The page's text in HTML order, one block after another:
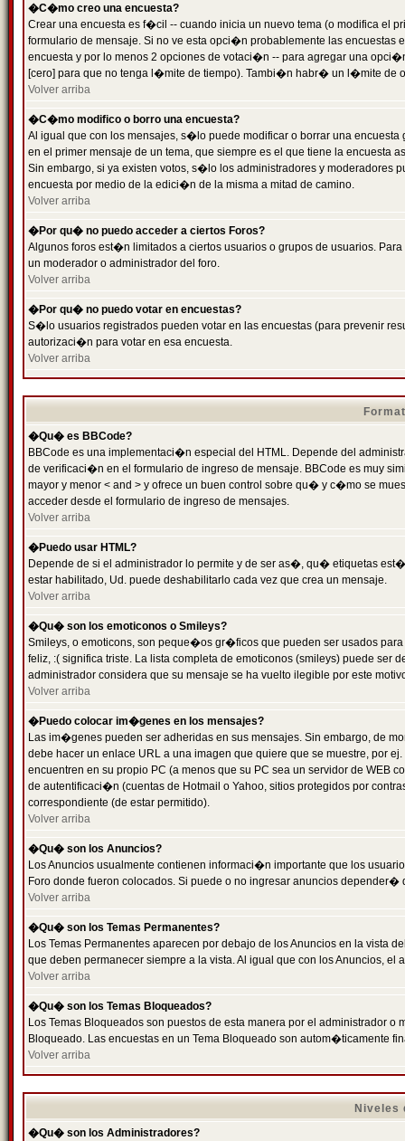
�C�mo creo una encuesta?
Crear una encuesta es f�cil -- cuando inicia un nuevo tema (o modifica el
formulario de mensaje. Si no ve esta opci�n probablemente las
encuesta y por lo menos 2 opciones de votaci�n -- para agregar una
[cero] para que no tenga l�mite de tiempo). Tambi�n habr� un l�mite de
Volver arriba
�C�mo modifico o borro una encuesta?
Al igual que con los mensajes, s�lo puede modificar o borrar una
en el primer mensaje de un tema, que siempre es el que tiene la encuesta
Sin embargo, si ya existen votos, s�lo los administradores y moderadores
encuesta por medio de la edici�n de la misma a mitad de camino.
Volver arriba
�Por qu� no puedo acceder a ciertos Foros?
Algunos foros est�n limitados a ciertos usuarios o grupos de usuarios.
un moderador o administrador del foro.
Volver arriba
�Por qu� no puedo votar en encuestas?
S�lo usuarios registrados pueden votar en las encuestas (para prevenir
autorizaci�n para votar en esa encuesta.
Volver arriba
�Qu� es BBCode?
BBCode es una implementaci�n especial del HTML. Depende del
de verificaci�n en el formulario de ingreso de mensaje. BBCode es muy
mayor y menor < and > y ofrece un buen control sobre qu� y c�mo se
acceder desde el formulario de ingreso de mensajes.
Volver arriba
�Puedo usar HTML?
Depende de si el administrador lo permite y de ser as�, qu� etiquetas
estar habilitado, Ud. puede deshabilitarlo cada vez que crea un mensaje.
Volver arriba
�Qu� son los emoticonos o Smileys?
Smileys, o emoticons, son peque�os gr�ficos que pueden ser usados
feliz, :( significa triste. La lista completa de emoticonos (smileys) puede
administrador considera que su mensaje se ha vuelto ilegible por este
Volver arriba
�Puedo colocar im�genes en los mensajes?
Las im�genes pueden ser adheridas en sus mensajes. Sin embargo, de
debe hacer un enlace URL a una imagen que quiere que se muestre, por
encuentren en su propio PC (a menos que su PC sea un servidor de
de autentificaci�n (cuentas de Hotmail o Yahoo, sitios protegidos por
correspondiente (de estar permitido).
Volver arriba
�Qu� son los Anuncios?
Los Anuncios usualmente contienen informaci�n importante que los
Foro donde fueron colocados. Si puede o no ingresar anuncios
Volver arriba
�Qu� son los Temas Permanentes?
Los Temas Permanentes aparecen por debajo de los Anuncios en la
que deben permanecer siempre a la vista. Al igual que con los Anuncios,
Volver arriba
�Qu� son los Temas Bloqueados?
Los Temas Bloqueados son puestos de esta manera por el administrador
Bloqueado. Las encuestas en un Tema Bloqueado son autom�ticamente
Volver arriba
Niveles
�Qu� son los Administradores?